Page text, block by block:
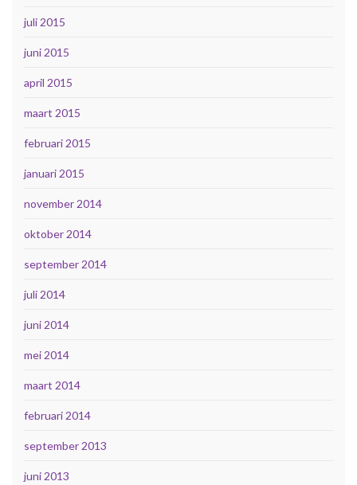
juli 2015
juni 2015
april 2015
maart 2015
februari 2015
januari 2015
november 2014
oktober 2014
september 2014
juli 2014
juni 2014
mei 2014
maart 2014
februari 2014
september 2013
juni 2013